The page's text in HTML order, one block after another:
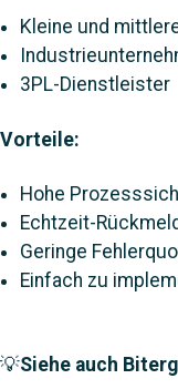
Kleine und
3PL-Dienstleister
Vorteile:
Hohe
Echtzeit-
Geringe
Einfach zu
💡Siehe auch